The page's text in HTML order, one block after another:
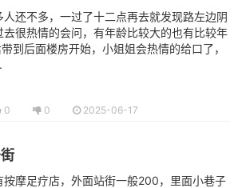
还不多，一过了十二点再去就发现路左边阴
很热情的会问，有年龄比较大的也有比较年
到后面楼房开始，小姐姐会热情的给口了，
0 0 2025-06-17
摩足疗店，外面站街一般200，里面小巷子